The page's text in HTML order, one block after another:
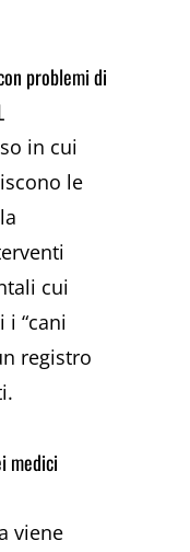
problemi di
in cui
le
cui
i “cani
registro
medici
viene